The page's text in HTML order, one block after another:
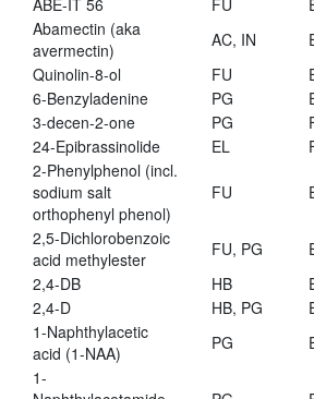
ABE-IT 56
FU
Abamectin (aka
avermectin)
AC, IN
Quinolin-8-ol
FU
6-Benzyladenine
PG
3-decen-2-one
PG
24-Epibrassinolide
EL
2-Phenylphenol (incl.
sodium salt
orthophenyl phenol)
FU
2,5-Dichlorobenzoic
acid methylester
FU, PG
2,4-DB
HB
2,4-D
HB, PG
1-Naphthylacetic
acid (1-NAA)
PG
1-